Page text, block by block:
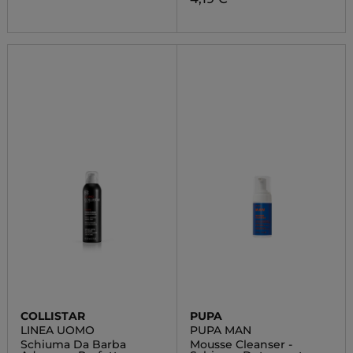
COLLISTAR
LINEA UOMO
Schiuma Da Barba
PUPA
PUPA MAN
Mousse Cleanser -